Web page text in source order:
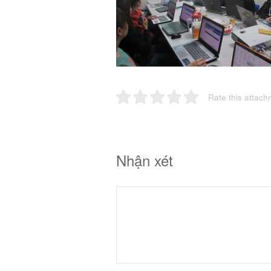
Rate this
Nhận xét